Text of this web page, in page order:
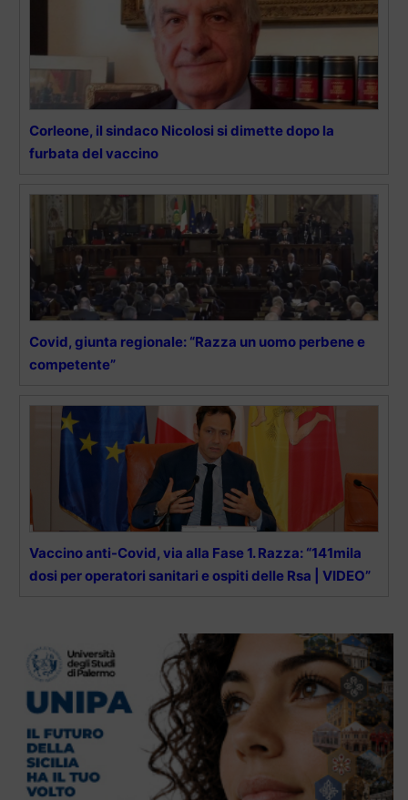
Corleone, il sindaco Nicolosi si dimette dopo la
furbata del vaccino
Covid, giunta regionale: “Razza un uomo perbene e
competente”
Vaccino anti-Covid, via alla Fase 1. Razza: “141mila
dosi per operatori sanitari e ospiti delle Rsa | VIDEO”